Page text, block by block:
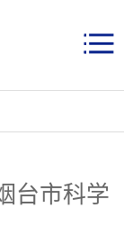
台市科学